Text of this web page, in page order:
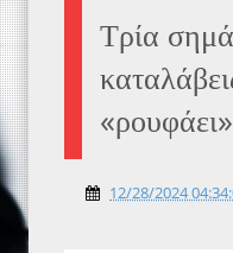
Τρία
12/28/2024